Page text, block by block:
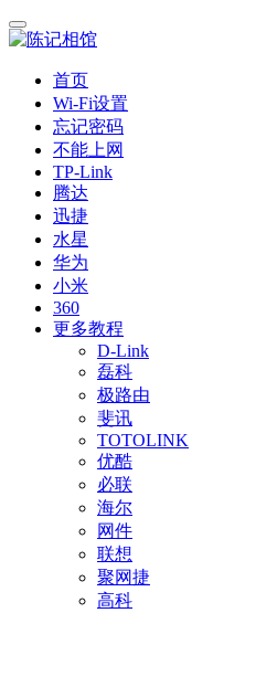
首页
Wi-Fi设置
忘记密码
不能上网
TP-Link
腾达
迅捷
水星
华为
小米
360
更多教程
D-Link
磊科
极路由
斐讯
TOTOLINK
优酷
必联
海尔
网件
联想
聚网捷
高科